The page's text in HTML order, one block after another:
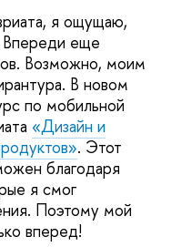
я ощущаю,
Впереди еще
Возможно, моим
В новом
по мобильной
«Дизайн и
. Этот
благодаря
я смог
Поэтому мой
вперед!